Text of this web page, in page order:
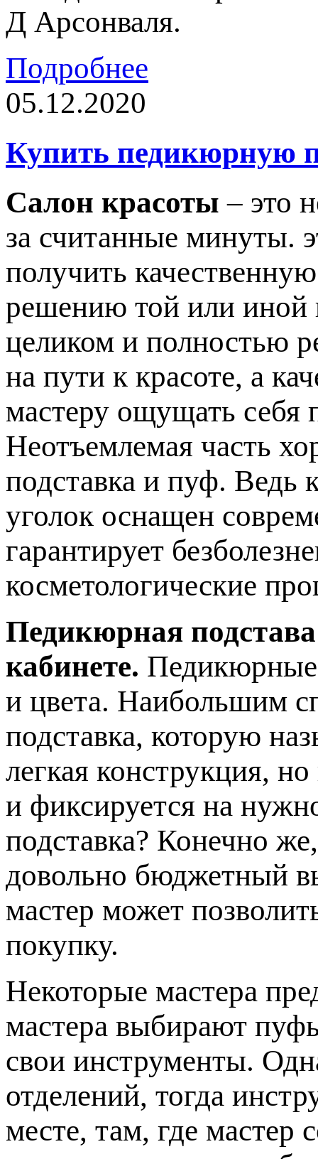
Д Арсонваля.
Подробнее
05.12.2020
Купить педикюрную
Салон красоты – это
за считанные минуты.
получить
решению той или иной
целиком и полностью
на пути к красоте, а
мастеру ощущать себя
Неотъемлемая часть
подставка и пуф. Ведь
уголок оснащен
гарантирует
косметологические
Педикюрная подстава
кабинете. Педикюрные
и цвета. Наибольшим
подставка, которую
легкая конструкция,
и фиксируется на
подставка? Конечно
довольно бюджетный
мастер может
покупку.
Некоторые мастера
мастера выбирают
свои инструменты.
отделений, тогда
месте, там, где